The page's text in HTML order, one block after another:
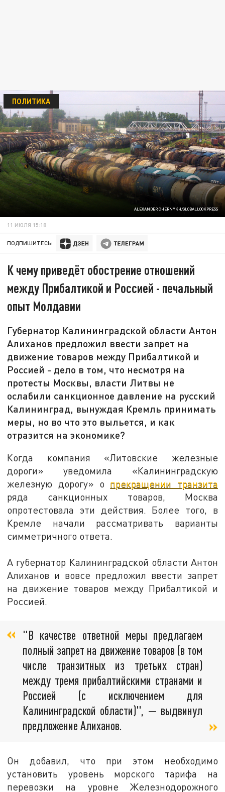
ALEXANDER CHERNYKH/GLOBALLOOKPRESS
ПОЛИТИКА
11 ИЮЛЯ 15:18
ПОДПИШИТЕСЬ:
К чему приведёт обострение отношений
между Прибалтикой и Россией - печальный
опыт Молдавии
Губернатор Калининградской области Антон
Алиханов предложил ввести запрет на
движение товаров между Прибалтикой и
Россией - дело в том, что несмотря на
протесты Москвы, власти Литвы не
ослабили санкционное давление на русский
Калининград, вынуждая Кремль принимать
меры, но во что это выльется, и как
отразится на экономике?
Когда компания «Литовские железные
дороги» уведомила «Калининградскую
железную дорогу» о прекращении транзита
ряда санкционных товаров, Москва
опротестовала эти действия. Более того, в
Кремле начали рассматривать варианты
симметричного ответа.
А губернатор Калининградской области Антон
Алиханов и вовсе предложил ввести запрет
на движение товаров между Прибалтикой и
Россией.
"В качестве ответной меры предлагаем
полный запрет на движение товаров (в том
числе транзитных из третьих стран)
между тремя прибалтийскими странами и
Россией (с исключением для
Калининградской области)", — выдвинул
предложение Алиханов.
Он добавил, что при этом необходимо
установить уровень морского тарифа на
перевозки на уровне Железнодорожного